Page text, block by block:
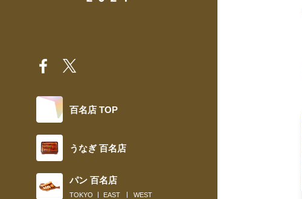
百名店 TOP
うなぎ 百名店
パン 百名店
TOKYO EAST WEST